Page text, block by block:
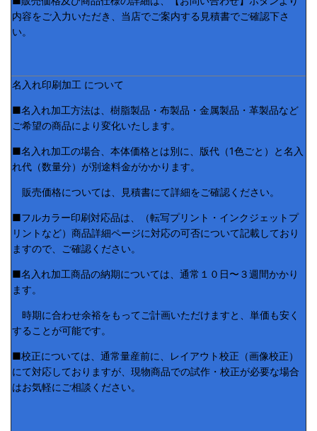
内容をご入力いただき、当店でご案内する見積書でご確認下さ
い。
名入れ印刷加工 について
■名入れ加工方法は、樹脂製品・布製品・金属製品・革製品など
ご希望の商品により変化いたします。
■名入れ加工の場合、本体価格とは別に、版代（1色ごと）と名入
れ代（数量分）が別途料金がかかります。
販売価格については、見積書にて詳細をご確認ください。
■フルカラー印刷対応品は、（転写プリント・インクジェットプ
リントなど）商品詳細ページに対応の可否について記載しており
ますので、ご確認ください。
■名入れ加工商品の納期については、通常１０日〜３週間かかり
ます。
時期に合わせ余裕をもってご計画いただけますと、単価も安く
することが可能です。
■校正については、通常量産前に、レイアウト校正（画像校正）
にて対応しておりますが、現物商品での試作・校正が必要な場合
はお気軽にご相談ください。